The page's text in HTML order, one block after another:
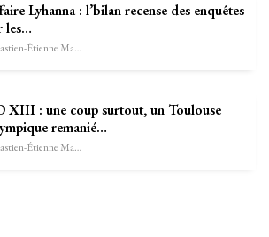
Lyhanna : l’bilan recense des enquêtes
les…
Sébastien-Étienne Marechal
XIII : une coup surtout, un Toulouse
remanié…
Sébastien-Étienne Marechal